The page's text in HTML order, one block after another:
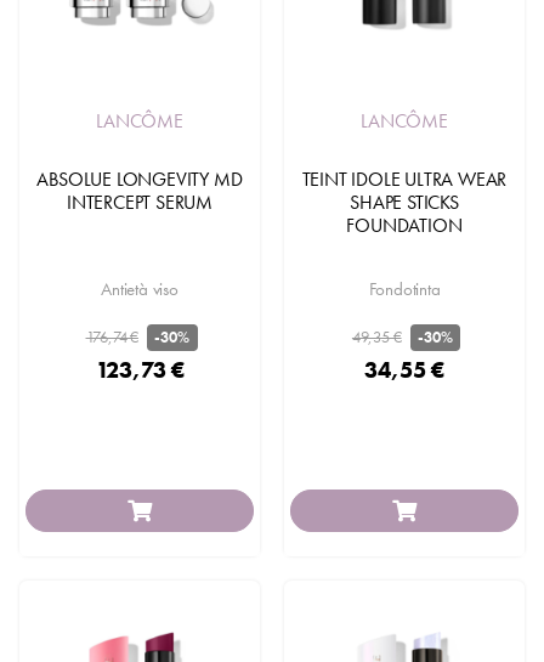
LANCÔME
ABSOLUE LONGEVITY MD
INTERCEPT SERUM
Antietà viso
176,74 € -30%
123,73 €
LANCÔME
TEINT IDOLE ULTRA WEAR
SHAPE STICKS
FOUNDATION
Fondotinta
49,35 € -30%
34,55 €